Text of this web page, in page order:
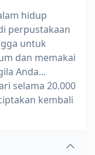
hidup
perpustakaan
untuk
dan memakai
Anda...
selama 20.000
kembali